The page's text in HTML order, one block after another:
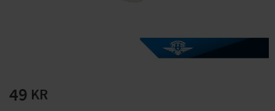
49 KR